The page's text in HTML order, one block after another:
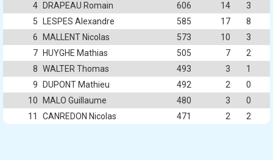
4
DRAPEAU Romain 606 14
3
5
LESPES Alexandre 585 17
8
6
MALLENT Nicolas 573 10
3
7
HUYGHE Mathias 505 7
2
8 WALTER Thomas 493 3
1
9
DUPONT Mathieu 492 2
0
10
MALO Guillaume 480 3
0
11
CANREDON Nicolas 471 2 2